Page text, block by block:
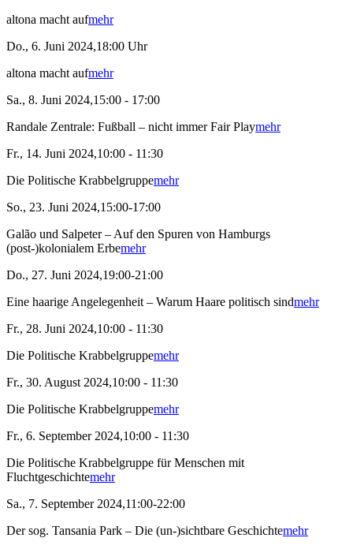
altona macht aufmehr
Do., 6. Juni 2024,18:00 Uhr
altona macht aufmehr
Sa., 8. Juni 2024,15:00 - 17:00
Randale Zentrale: Fußball – nicht immer Fair Playmehr
Fr., 14. Juni 2024,10:00 - 11:30
Die Politische Krabbelgruppemehr
So., 23. Juni 2024,15:00-17:00
Galão und Salpeter – Auf den Spuren von Hamburgs
(post-)kolonialem Erbemehr
Do., 27. Juni 2024,19:00-21:00
Eine haarige Angelegenheit – Warum Haare politisch sindmehr
Fr., 28. Juni 2024,10:00 - 11:30
Die Politische Krabbelgruppemehr
Fr., 30. August 2024,10:00 - 11:30
Die Politische Krabbelgruppemehr
Fr., 6. September 2024,10:00 - 11:30
Die Politische Krabbelgruppe für Menschen mit
Fluchtgeschichtemehr
Sa., 7. September 2024,11:00-22:00
Der sog. Tansania Park – Die (un-)sichtbare Geschichtemehr